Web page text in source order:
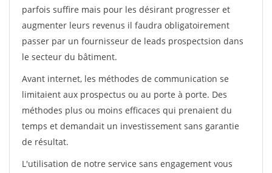
parfois suffire mais pour les désirant progresser et
augmenter leurs revenus il faudra obligatoirement
passer par un fournisseur de leads prospectsion dans
le secteur du bâtiment.
Avant internet, les méthodes de communication se
limitaient aux prospectus ou au porte à porte. Des
méthodes plus ou moins efficaces qui prenaient du
temps et demandait un investissement sans garantie
de résultat.
L'utilisation de notre service sans engagement vous